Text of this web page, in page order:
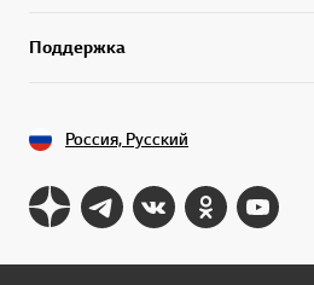
Поддержка
Россия, Русский